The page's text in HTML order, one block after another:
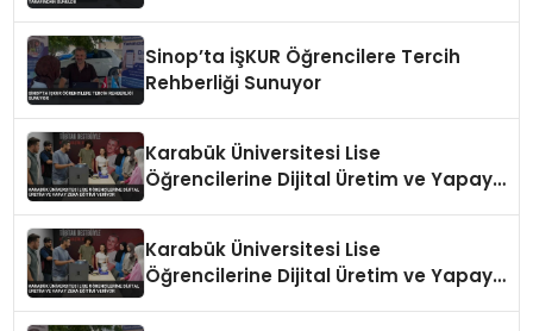
Sinop’ta İŞKUR Öğrencilere Tercih
Rehberliği Sunuyor
Karabük Üniversitesi Lise
Öğrencilerine Dijital Üretim ve Yapay
Karabük Üniversitesi Lise
Öğrencilerine Dijital Üretim ve Yapay